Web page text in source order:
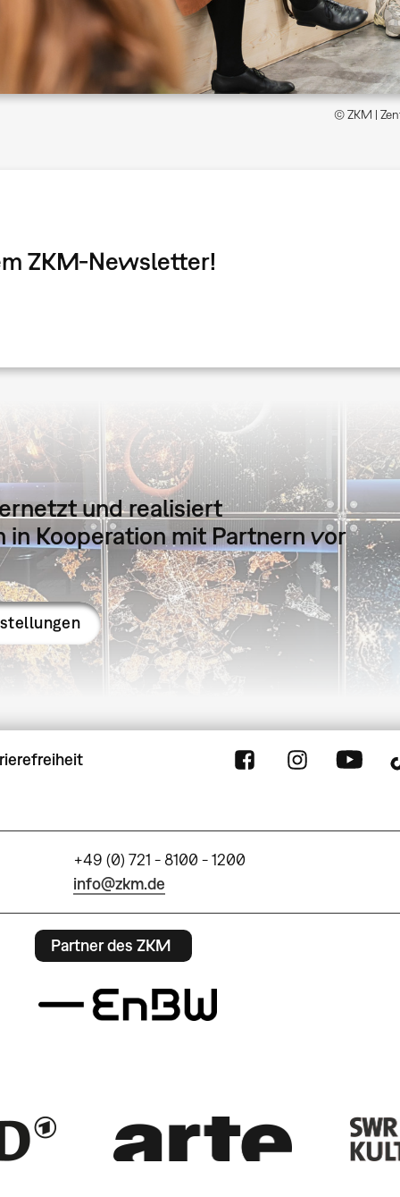
© ZKM |
ZKM-Newsletter!
und realisiert
Kooperation mit Partnern vor
+49 (0) 721 - 8100 - 1200
info@zkm.de
Partner des ZKM